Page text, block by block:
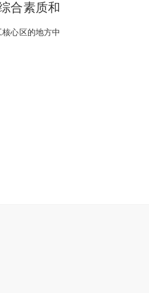
合素质和
核心区的地方中